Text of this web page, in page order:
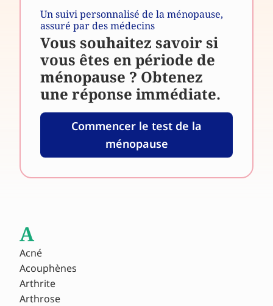
Un suivi personnalisé de la ménopause,
assuré par des médecins
Vous souhaitez savoir si
vous êtes en période de
ménopause ? Obtenez
une réponse immédiate.
Commencer le test de la
ménopause
A
Acné
Acouphènes
Arthrite
Arthrose